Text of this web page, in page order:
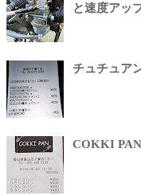
と速度アッ
チュチュア
COKKI